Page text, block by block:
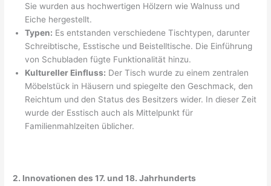
Sie wurden aus hochwertigen Hölzern wie Walnuss und
Eiche hergestellt.
Typen: Es entstanden verschiedene Tischtypen, darunter
Schreibtische, Esstische und Beistelltische. Die Einführung
von Schubladen fügte Funktionalität hinzu.
Kultureller Einfluss: Der Tisch wurde zu einem zentralen
Möbelstück in Häusern und spiegelte den Geschmack, den
Reichtum und den Status des Besitzers wider. In dieser Zeit
wurde der Esstisch auch als Mittelpunkt für
Familienmahlzeiten üblicher.
2. Innovationen des 17. und 18. Jahrhunderts